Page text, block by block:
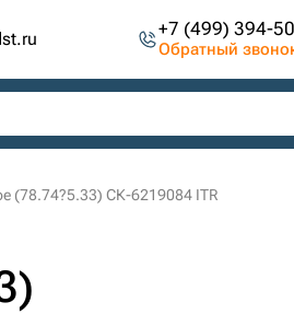
+7 (499) 394-
Обратный
(78.74?5.33) СК-6219084 ITR